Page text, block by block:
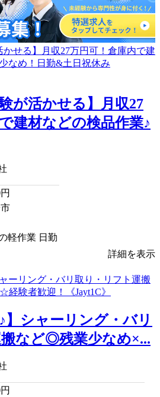
が活かせる】月収27
建材などの検品作業♪
円
軽作業 日勤
詳細を表示
♪】シャーリング・バリ
など◎残業少なめ×...
円